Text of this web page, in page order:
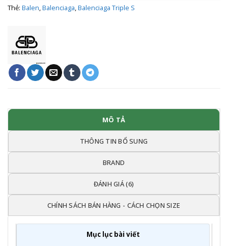
Thẻ: Balen,Balenciaga,Balenciaga Triple S
MÔ TẢ
THÔNG TIN BỔ SUNG
BRAND
ĐÁNH GIÁ (6)
CHÍNH SÁCH BÁN HÀNG - CÁCH CHỌN SIZE
Mục lục bài viết